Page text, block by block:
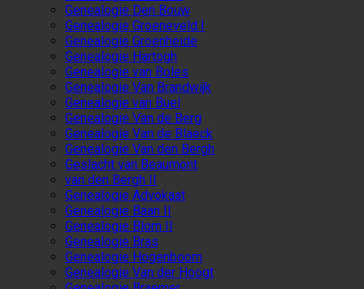
Genealogie Den Bouw
Genealogie Groeneveld I
Genealogie Groenheide
Genealogie Hartogh
Genealogie van Boles
Genealogie Van Brandwijk
Genealogie van Buel
Genealogie Van de Berg
Genealogie Van de Blaeck
Genealogie Van den Bergh
Geslacht van Beaumont
van den Bergh II
Genealogie Advokaat
Genealogie Baan II
Genealogie Blom II
Genealogie Bras
Genealogie Hogenboom
Genealogie Van der Hoogt